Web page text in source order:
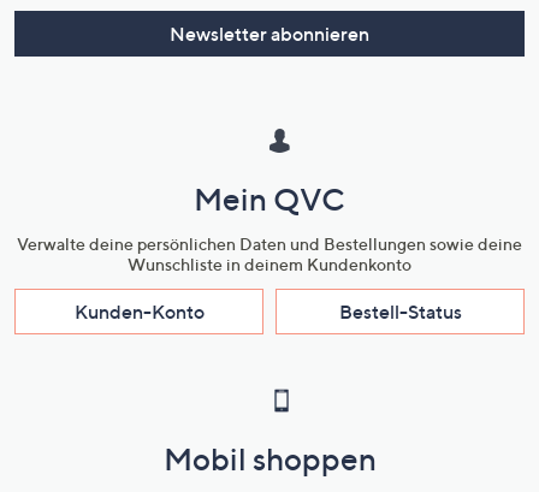
Newsletter abonnieren
Mein QVC
Verwalte deine persönlichen Daten und Bestellungen sowie deine
Wunschliste in deinem Kundenkonto
Kunden-Konto Bestell-Status
Mobil shoppen